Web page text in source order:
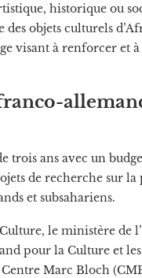
historique ou
objets culturels
visant à renforcer et
trois ans avec un
de recherche sur
et subsahariens.
le ministère de
pour la Culture et
Marc Bloch